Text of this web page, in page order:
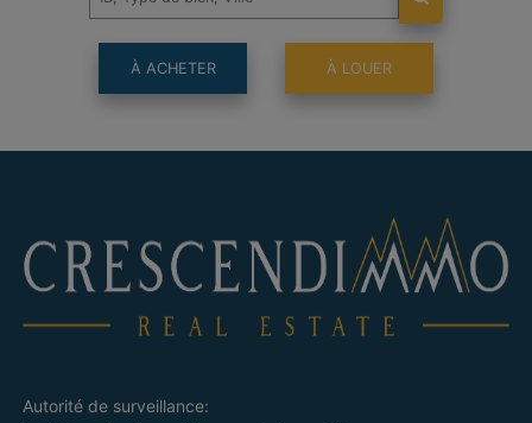
À ACHETER À LOUER
Autorité de surveillance: